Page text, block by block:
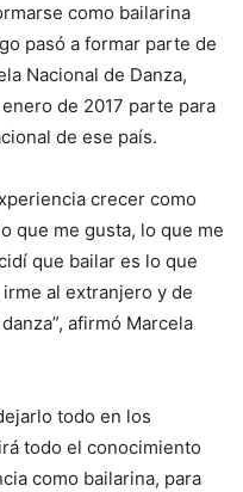
como bailarina
pasó a formar parte de
Nacional de Danza,
de 2017 parte para
de ese país.
crecer como
que me gusta, lo que me
que bailar es lo que
al extranjero y de
afirmó Marcela
todo en los
todo el conocimiento
como bailarina, para